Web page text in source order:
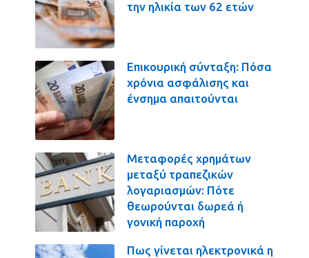
την ηλικία των 62 ετών
Επικουρική σύνταξη: Πόσα
χρόνια ασφάλισης και
ένσημα απαιτούνται
Μεταφορές χρημάτων
μεταξύ τραπεζικών
λογαριασμών: Πότε
θεωρούνται δωρεά ή
γονική παροχή
Πως γίνεται ηλεκτρονικά η